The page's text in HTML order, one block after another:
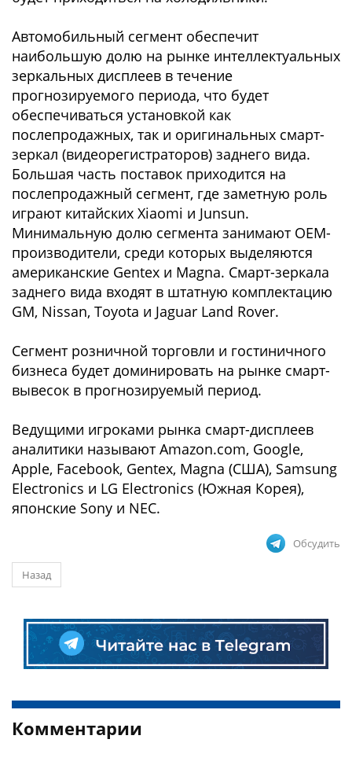
Автомобильный сегмент обеспечит
наибольшую долю на рынке интеллектуальных
зеркальных дисплеев в течение
прогнозируемого периода, что будет
обеспечиваться установкой как
послепродажных, так и оригинальных смарт-
зеркал (видеорегистраторов) заднего вида.
Большая часть поставок приходится на
послепродажный сегмент, где заметную роль
играют китайских Xiaomi и Junsun.
Минимальную долю сегмента занимают OEM-
производители, среди которых выделяются
американские Gentex и Magna. Смарт-зеркала
заднего вида входят в штатную комплектацию
GM, Nissan, Toyota и Jaguar Land Rover.
Сегмент розничной торговли и гостиничного
бизнеса будет доминировать на рынке смарт-
вывесок в прогнозируемый период.
Ведущими игроками рынка смарт-дисплеев
аналитики называют Amazon.com, Google,
Apple, Facebook, Gentex, Magna (США), Samsung
Electronics и LG Electronics (Южная Корея),
японские Sony и NEC.
Обсудить
Назад
Комментарии